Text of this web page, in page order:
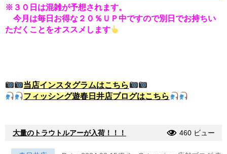
※３０日は混雑が予想されます。
今月は毎日お得な２０％ＵＰ中ですので別日でお持ちい
ただくことをオススメします
当店インスタグラムはこちら
フィッシング遊春日井店ブログはこちら
大量のトラウトルアーが入荷！！！ 460 ビュー